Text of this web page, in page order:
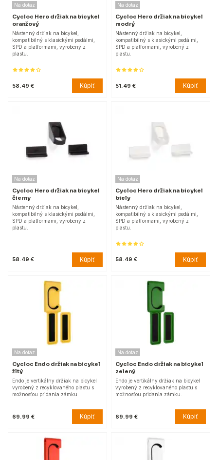
Na dotaz
Cycloc Hero držiak na bicykel
oranžový
Nástenný držiak na bicykel,
kompatibilný s klasickými pedálmi,
SPD a platformami, vyrobený z
plastu.
58.49 € Kúpiť
Na dotaz
Cycloc Hero držiak na bicykel
modrý
Nástenný držiak na bicykel,
kompatibilný s klasickými pedálmi,
SPD a platformami, vyrobený z
plastu.
51.49 € Kúpiť
Na dotaz
Cycloc Hero držiak na bicykel
čierny
Nástenný držiak na bicykel,
kompatibilný s klasickými pedálmi,
SPD a platformami, vyrobený z
plastu.
58.49 € Kúpiť
Na dotaz
Cycloc Hero držiak na bicykel
biely
Nástenný držiak na bicykel,
kompatibilný s klasickými pedálmi,
SPD a platformami, vyrobený z
plastu.
58.49 € Kúpiť
Na dotaz
Cycloc Endo držiak na bicykel
žltý
Endo je vertikálny držiak na bicykel
vyrobený z recyklovaného plastu s
možnosťou pridania zámku.
69.99 € Kúpiť
Na dotaz
Cycloc Endo držiak na bicykel
zelený
Endo je vertikálny držiak na bicykel
vyrobený z recyklovaného plastu s
možnosťou pridania zámku.
69.99 € Kúpiť